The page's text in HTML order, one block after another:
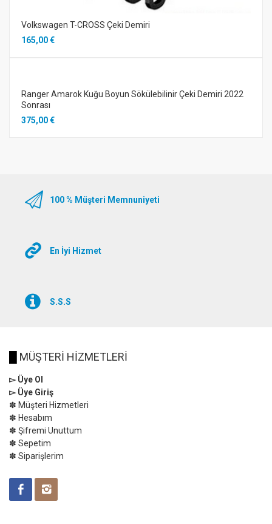
Volkswagen T-CROSS Çeki Demiri
165,00 €
Ranger Amarok Kuğu Boyun Sökülebilinir Çeki Demiri 2022
Sonrası
375,00 €
100 % Müşteri Memnuniyeti
En İyi Hizmet
S.S.S
MÜŞTERİ HİZMETLERİ
▻ Üye Ol
▻ Üye Giriş
✽ Müşteri Hizmetleri
✽ Hesabım
✽ Şifremi Unuttum
✽ Sepetim
✽ Siparişlerim